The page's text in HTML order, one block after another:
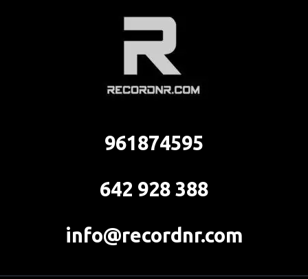
961874595
642 928 388
info@recordnr.com